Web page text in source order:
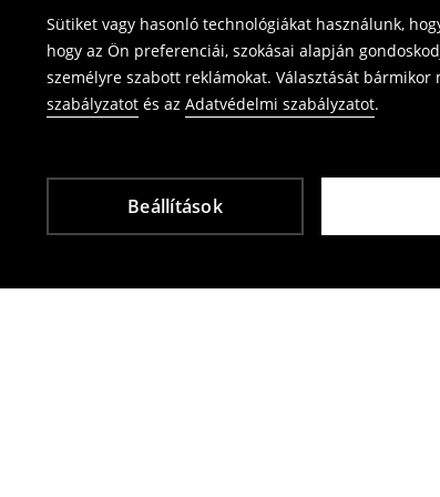
Sütiket vagy hasonló technológiákat használunk,
hogy az Ön preferenciái, szokásai alapján
személyre szabott reklámokat. Választását
szabályzatot és az Adatvédelmi szabályzatot.
Beállítások
Termék visszavétel